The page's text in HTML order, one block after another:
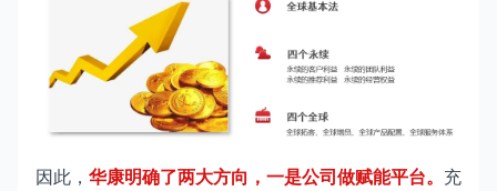
因此， 华康明确了两大方向，一是公司做赋能平台。 充